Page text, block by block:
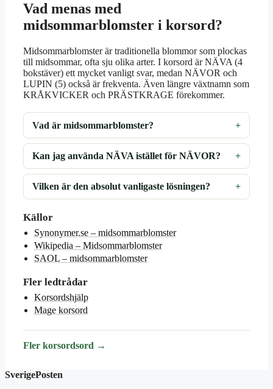
Vad menas med
midsommarblomster i korsord?
Midsommarblomster är traditionella blommor som plockas
till midsommar, ofta sju olika arter. I korsord är NÄVA (4
bokstäver) ett mycket vanligt svar, medan NÄVOR och
LUPIN (5) också är frekventa. Även längre växtnamn som
KRÅKVICKER och PRÄSTKRAGE förekommer.
Vad är midsommarblomster?
Kan jag använda NÄVA istället för NÄVOR?
Vilken är den absolut vanligaste lösningen?
Källor
Synonymer.se – midsommarblomster
Wikipedia – Midsommarblomster
SAOL – midsommarblomster
Fler ledtrådar
Korsordshjälp
Mage korsord
Fler korsordsord →
SverigePosten